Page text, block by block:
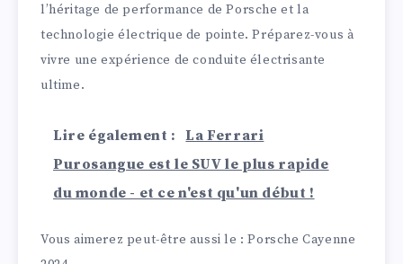
l’héritage de performance de Porsche et la
technologie électrique de pointe. Préparez-vous à
vivre une expérience de conduite électrisante
ultime.
Lire également :
La Ferrari
Purosangue est le SUV le plus rapide
du monde - et ce n'est qu'un début !
Vous aimerez peut-être aussi le : Porsche Cayenne